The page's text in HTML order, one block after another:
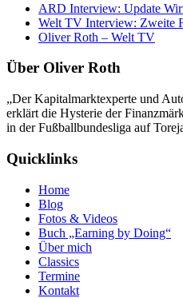
ARD Interview: Update
Welt TV Interview: Zweite
Oliver Roth – Welt TV
Über Oliver Roth
„Der Kapitalmarktexperte und
erklärt die Hysterie der
in der Fußballbundesliga auf
Quicklinks
Home
Blog
Fotos & Videos
Buch „Earning by Doing“
Über mich
Classics
Termine
Kontakt